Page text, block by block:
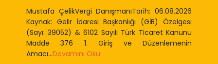
Mustafa ÇelikVergi DanışmanıTarih: 06.08.2026
Kaynak: Gelir İdaresi Başkanlığı (GİB) Özelgesi
(Sayı: 39052) & 6102 Sayılı Türk Ticaret Kanunu
Madde 376 1. Giriş ve Düzenlemenin
Amacı...Devamını Oku